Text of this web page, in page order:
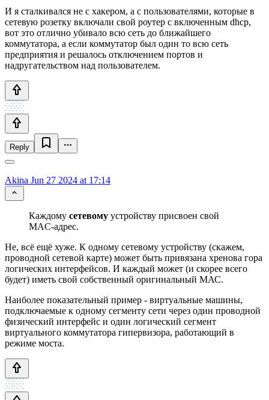
И я сталкивался не с хакером, а с пользователями, которые в
сетевую розетку включали свой роутер с включенным dhcp,
вот это отлично убивало всю сеть до ближайшего
коммутатора, а если коммутатор был один то всю сеть
предприятия и решалось отключением портов и
надругательством над пользователем.
Reply
Akina Jun 27 2024 at 17:14
Каждому сетевому устройству присвоен свой
MAC-адрес.
Не, всё ещё хуже. К одному сетевому устройству (скажем,
проводной сетевой карте) может быть привязана хренова гора
логических интерфейсов. И каждый может (и скорее всего
будет) иметь свой собственный оригинальный МАС.
Наиболее показательный пример - виртуальные машины,
подключаемые к одному сегменту сети через один проводной
физический интерфейс и один логический сегмент
виртуального коммутатора гипервизора, работающий в
режиме моста.